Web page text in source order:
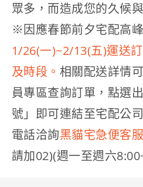
眾多，而造成您的久候
※因應春節前夕宅配高峰
1/26(一)~2/13(五)運送
及時段。 相關配送詳情
員專區查詢訂單，點選
號」即可連結至宅配公
電話洽詢黑貓宅急便客
請加02)(週一至週六